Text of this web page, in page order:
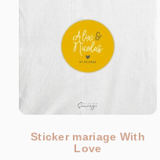
Sticker mariage With
Love